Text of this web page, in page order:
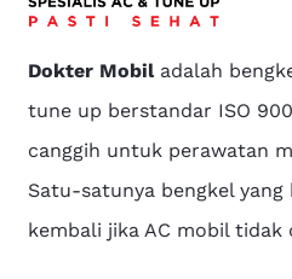
Dokter Mobiladalah
tune up berstandar ISO
canggih untuk perawatan
Satu-satunya bengkel yang
kembali jika AC mobil tidak